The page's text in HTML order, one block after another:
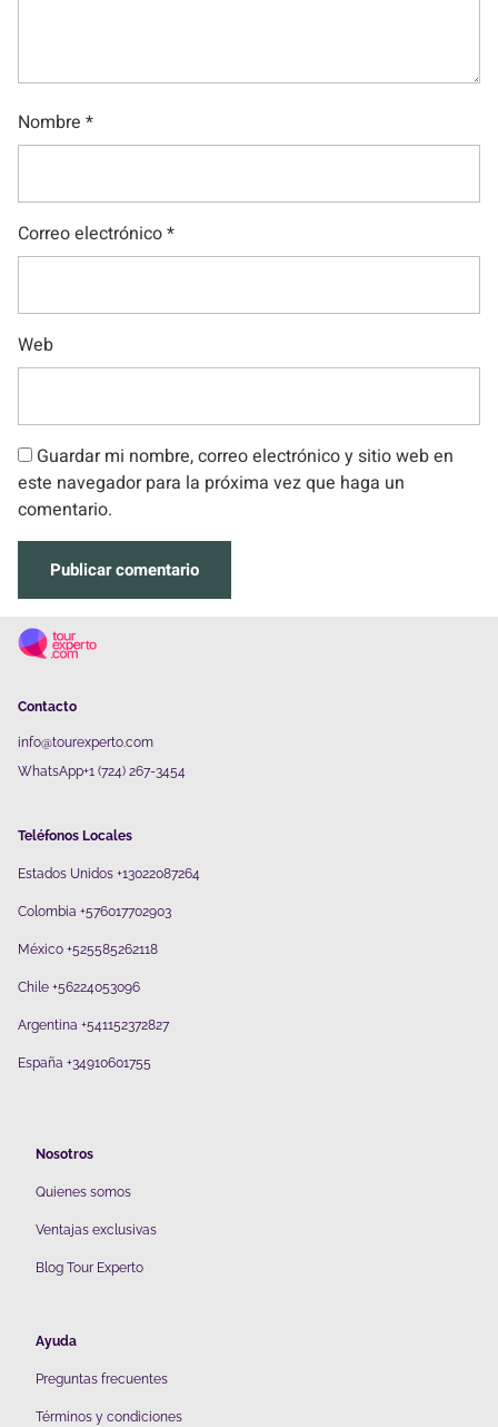
Nombre *
Correo electrónico*
Web
Guardar mi nombre, correo electrónico y sitio web en
este navegador para la próxima vez que haga un
comentario.
Contacto
info@tourexperto.com
WhatsApp+1 (724) 267-3454
Teléfonos Locales
Estados Unidos +13022087264
Colombia +576017702903
México +525585262118
Chile +56224053096
Argentina +541152372827
España +34910601755
Nosotros
Quienes somos
Ventajas exclusivas
Blog Tour Experto
Ayuda
Preguntas frecuentes
Términos y condiciones